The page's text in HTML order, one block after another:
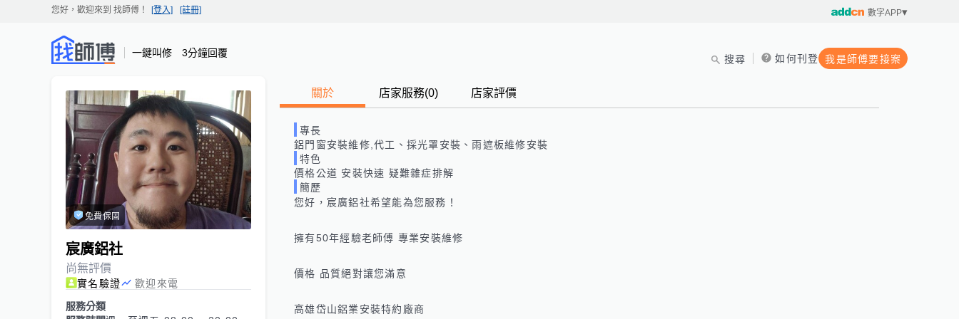
您好，歡迎來到 找師傅 ！ [登入] [註冊] 數字APP
一鍵叫修 3分鐘回覆
搜尋 如何刊登 我是師傅要接案
免費保固
宸廣鋁社
尚無評價
實名驗證
歡迎來電
服務分類
關於 店家服務(0) 店家評價
專長
鋁門窗安裝維修,代工、採光罩安裝、雨遮板維修安裝
特色
價格公道 安裝快速 疑難雜症排解
簡歷
您好，宸廣鋁社希望能為您服務！
擁有50年經驗老師傅 專業安裝維修
價格 品質絕對讓您滿意
高雄岱山鋁業安裝特約廠商